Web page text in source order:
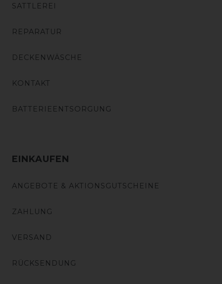
SATTLEREI
REPARATUR
DECKENWÄSCHE
KONTAKT
BATTERIEENTSORGUNG
EINKAUFEN
ANGEBOTE & AKTIONSGUTSCHEINE
ZAHLUNG
VERSAND
RÜCKSENDUNG